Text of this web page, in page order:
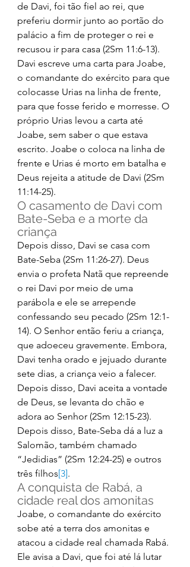
de Davi, foi tão fiel ao rei, que
preferiu dormir junto ao portão do
palácio a fim de proteger o rei e
recusou ir para casa (2Sm 11:6-13).
Davi escreve uma carta para Joabe,
o comandante do exército para que
colocasse Urias na linha de frente,
para que fosse ferido e morresse. O
próprio Urias levou a carta até
Joabe, sem saber o que estava
escrito. Joabe o coloca na linha de
frente e Urias é morto em batalha e
Deus rejeita a atitude de Davi (2Sm
11:14-25).
O casamento de Davi com
Bate-Seba e a morte da
criança
Depois disso, Davi se casa com
Bate-Seba (2Sm 11:26-27). Deus
envia o profeta Natã que repreende
o rei Davi por meio de uma
parábola e ele se arrepende
confessando seu pecado (2Sm 12:1-
14). O Senhor então feriu a criança,
que adoeceu gravemente. Embora,
Davi tenha orado e jejuado durante
sete dias, a criança veio a falecer.
Depois disso, Davi aceita a vontade
de Deus, se levanta do chão e
adora ao Senhor (2Sm 12:15-23).
Depois disso, Bate-Seba dá a luz a
Salomão, também chamado
“Jedidias” (2Sm 12:24-25) e outros
três filhos[3].
A conquista de Rabá, a
cidade real dos amonitas
Joabe, o comandante do exército
sobe até a terra dos amonitas e
atacou a cidade real chamada Rabá.
Ele avisa a Davi, que foi até lá lutar